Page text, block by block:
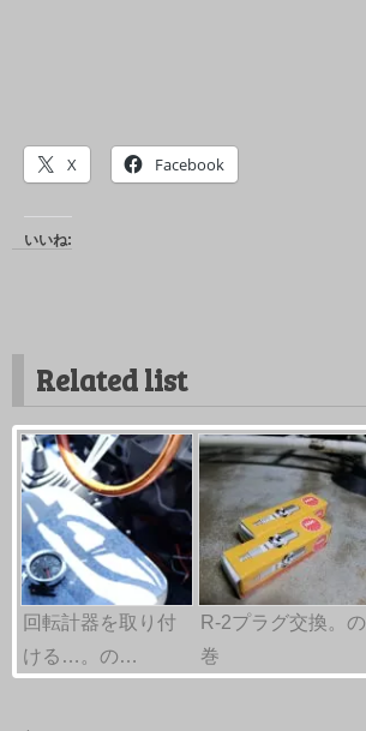
X Facebook
いいね:
Related list
回転計器を取り付
ける…。の…
R-2プラグ交換。の
巻